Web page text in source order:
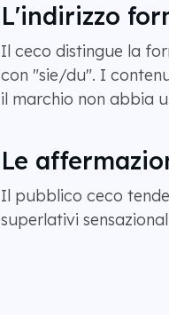
L'indirizzo
Il ceco distingue la
con "sie/du". I
il marchio non abbia
Le
Il pubblico ceco
superlativi